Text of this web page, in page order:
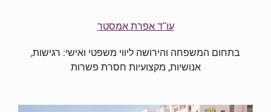
עו"ד אפרת אמסטר
בתחום המשפחה והירושה ליווי משפטי ואישי: רגישות,
אנושיות, מקצועיות חסרת פשרות